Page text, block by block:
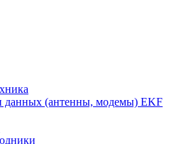
данных (антенны, модемы) EKF